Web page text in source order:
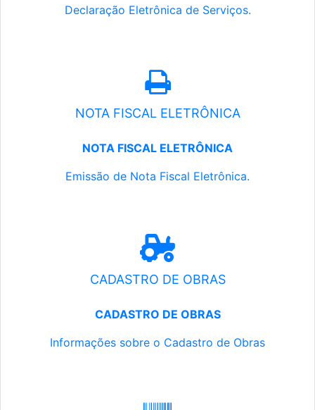
Declaração Eletrônica de Serviços.
NOTA FISCAL ELETRÔNICA
NOTA FISCAL ELETRÔNICA
Emissão de Nota Fiscal Eletrônica.
CADASTRO DE OBRAS
CADASTRO DE OBRAS
Informações sobre o Cadastro de Obras